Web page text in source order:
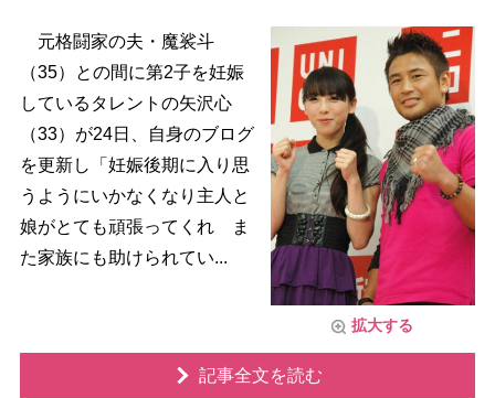
拡大する
元格闘家の夫・魔裟斗
（35）との間に第2子を妊娠
しているタレントの矢沢心
（33）が24日、自身のブログ
を更新し「妊娠後期に入り思
うようにいかなくなり主人と
娘がとても頑張ってくれ ま
た家族にも助けられてい...
記事全文を読む